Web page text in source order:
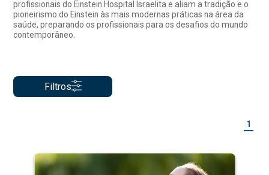
profissionais do Einstein Hospital Israelita e aliam a tradição e o
pioneirismo do Einstein às mais modernas práticas na área da
saúde, preparando os profissionais para os desafios do mundo
contemporâneo.
Filtros
1